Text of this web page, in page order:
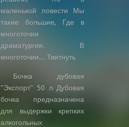
маленькой повести Мы
такие большие, Где в
многоточии
драматургия. В
многоточии... Твитнуть
Бочка дубовая
"Экспорт" 50 л Дубовая
бочка предназначена
для выдержки крепких
алкогольных